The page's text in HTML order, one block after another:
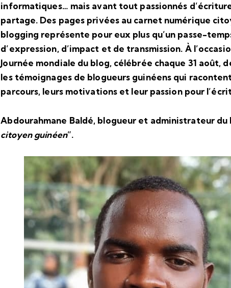
informatiques… mais avant tout passionnés
partage. Des pages privées au carnet numérique
blogging représente pour eux plus qu’un passe-
d’expression, d’impact et de transmission. À
Journée mondiale du blog, célébrée chaque 31 août,
les témoignages de blogueurs guinéens qui
parcours, leurs motivations et leur passion pour
Abdourahmane Baldé, blogueur et administrateur du
citoyen guinéen”.